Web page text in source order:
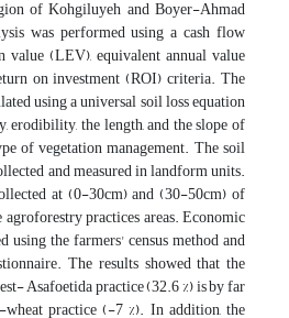
of Kohgiluyeh and Boyer-Ahmad
was performed using a cash flow
value (LEV), equivalent annual value
on investment (ROI) criteria. The
using a universal soil loss equation
erodibility, the length, and the slope of
of vegetation management. The soil
and measured in landform units.
at (0-30cm) and (30-50cm) of
practices areas. Economic
the farmers' census method and
The results showed that the
Asafoetida practice (32.6 %) is by far
practice (-7 %). In addition, the